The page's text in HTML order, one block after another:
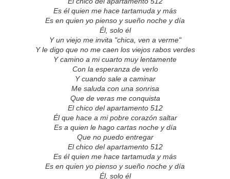
Es él quien me hace tartamuda y más
Es en quien yo pienso y sueño noche y día
Él, solo él
Y un viejo me invita "chica, ven a verme"
Y le digo que no me caen los viejos rabos verdes
Y camino a mi cuarto muy lentamente
Con la esperanza de verlo
Y cuando sale a caminar
Me saluda con una sonrisa
Que de veras me conquista
El chico del apartamento 512
Él que hace a mi pobre corazón saltar
Es a quien le hago cartas noche y día
Que no puedo entregar
El chico del apartamento 512
Es él quien me hace tartamuda y más
Es en quien yo pienso y sueño noche y día
Él, solo él